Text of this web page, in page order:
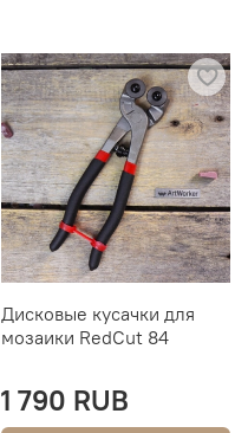
Дисковые кусачки для
мозаики RedCut 84
1 790 RUB